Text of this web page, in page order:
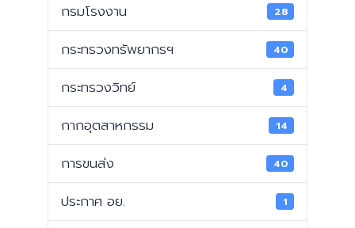
กรมโรงงาน 28
กระทรวงทรัพยากรฯ 40
กระทรวงวิทย์ 4
กากอุตสาหกรรม 14
การขนส่ง 40
ประกาศ อย. 1